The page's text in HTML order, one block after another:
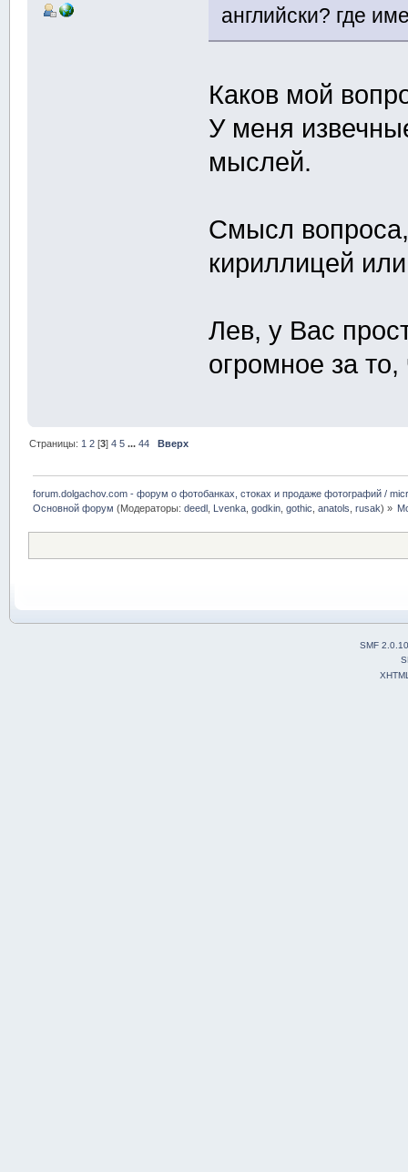
английски? где
Каков мой
У меня
мыслей.
Смысл
кириллицей
Лев, у Вас
огромное за
Страницы: 1 2 [3]4 5 ...44 Вверх
forum.dolgachov.com - форум о фотобанках, стоках и продаже фотографий /
Основной форум (Модераторы:deedl Lvenka ,godkin ,gothic ,anatols ,rusak) »
SMF